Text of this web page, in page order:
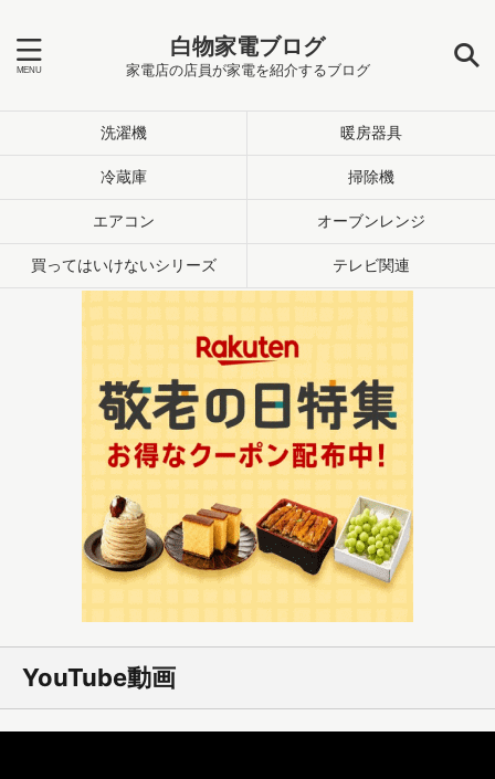
白物家電ブログ
家電店の店員が家電を紹介するブログ
洗濯機 暖房器具
冷蔵庫 掃除機
エアコン オーブンレンジ
買ってはいけないシリーズ テレビ関連
YouTube動画